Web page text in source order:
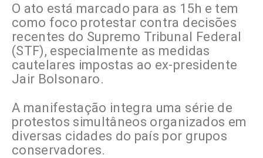
O ato está marcado para as 15h e tem
como foco protestar contra decisões
recentes do Supremo Tribunal Federal
(STF), especialmente as medidas
cautelares impostas ao ex-presidente
Jair Bolsonaro.
A manifestação integra uma série de
protestos simultâneos organizados em
diversas cidades do país por grupos
conservadores.